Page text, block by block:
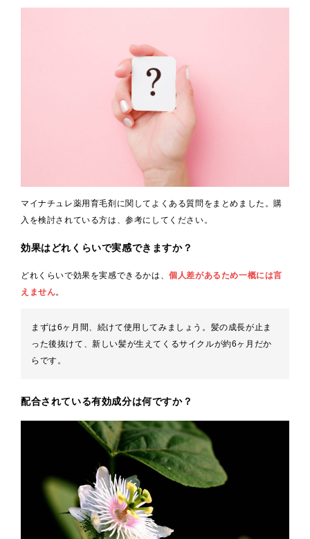
マイナチュレ薬用育毛剤に関してよくある質問をまとめました。購
入を検討されている方は、参考にしてください。
効果はどれくらいで実感できますか？
どれくらいで効果を実感できるかは、個人差があるため一概には言
えません。
まずは6ヶ月間、続けて使用してみましょう。髪の成長が止ま
った後抜けて、新しい髪が生えてくるサイクルが約6ヶ月だか
らです。
配合されている有効成分は何ですか？